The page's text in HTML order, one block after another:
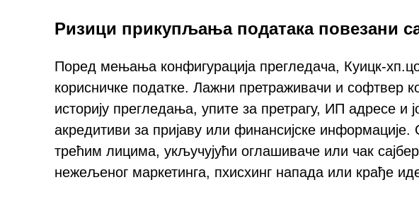
Ризици прикупљања података повезани
Поред мењања конфигурација прегледача, Куицк-
корисничке податке. Лажни претраживачи и софтвер
историју прегледања, упите за претрагу, ИП адресе
акредитиви за пријаву или финансијске
трећим лицима, укључујући оглашиваче или чак
нежељеног маркетинга, пхисхинг напада или крађе